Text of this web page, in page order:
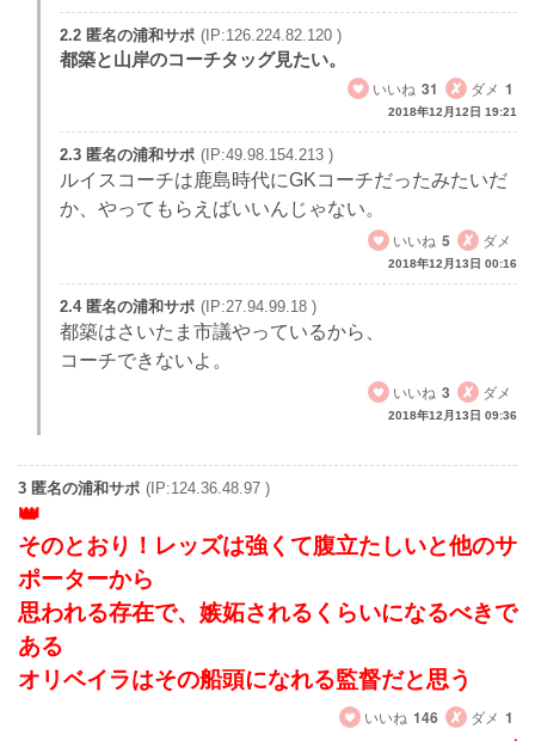
2.2 匿名の浦和サポ (IP:126.224.82.120 )
都築と山岸のコーチタッグ見たい。
いいね 31 ダメ 1
2018年12月12日 19:21
2.3 匿名の浦和サポ (IP:49.98.154.213 )
ルイスコーチは鹿島時代にGKコーチだったみたいだ
か、やってもらえばいいんじゃない。
いいね 5 ダメ
2018年12月13日 00:16
2.4 匿名の浦和サポ (IP:27.94.99.18 )
都築はさいたま市議やっているから、
コーチできないよ。
いいね 3 ダメ
2018年12月13日 09:36
3 匿名の浦和サポ (IP:124.36.48.97 )
そのとおり！レッズは強くて腹立たしいと他のサ
ポーターから
思われる存在で、嫉妬されるくらいになるべきで
ある
オリベイラはその船頭になれる監督だと思う
いいね 146 ダメ 1